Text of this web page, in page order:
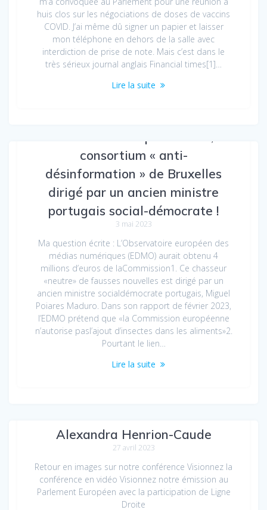
huis clos sur les négociations de doses de vaccins
COVID. J’ai même dû signer un papier et laisser
mon téléphone en dehors de la salle avec
interdiction de prise de note. Mais c’est dans le
très sérieux journal anglais Financial times[1]…
Lire la suite
consortium « anti-
désinformation » de Bruxelles
dirigé par un ancien ministre
portugais social-démocrate !
3 mai 2023
Ma question écrite : L’Observatoire européen des
médias numériques (EDMO) aurait obtenu 4
millions d’euros de laCommission1. Ce chasseur
«neutre» de fausses nouvelles est dirigé par un
ancien ministre socialdémocrate portugais, Miguel
Poiares Maduro. Dans son rapport de février 2023,
l’EDMO prétend que «la Commission européenne
n’autorise pasl’ajout d’insectes dans les aliments»2.
Pourtant le lien…
Lire la suite
Alexandra Henrion-Caude
27 avril 2023
Retour en images sur notre conférence Visionnez la
conférence en vidéo Visionnez notre émission au
Parlement Européen avec la participation de Ligne
Droite